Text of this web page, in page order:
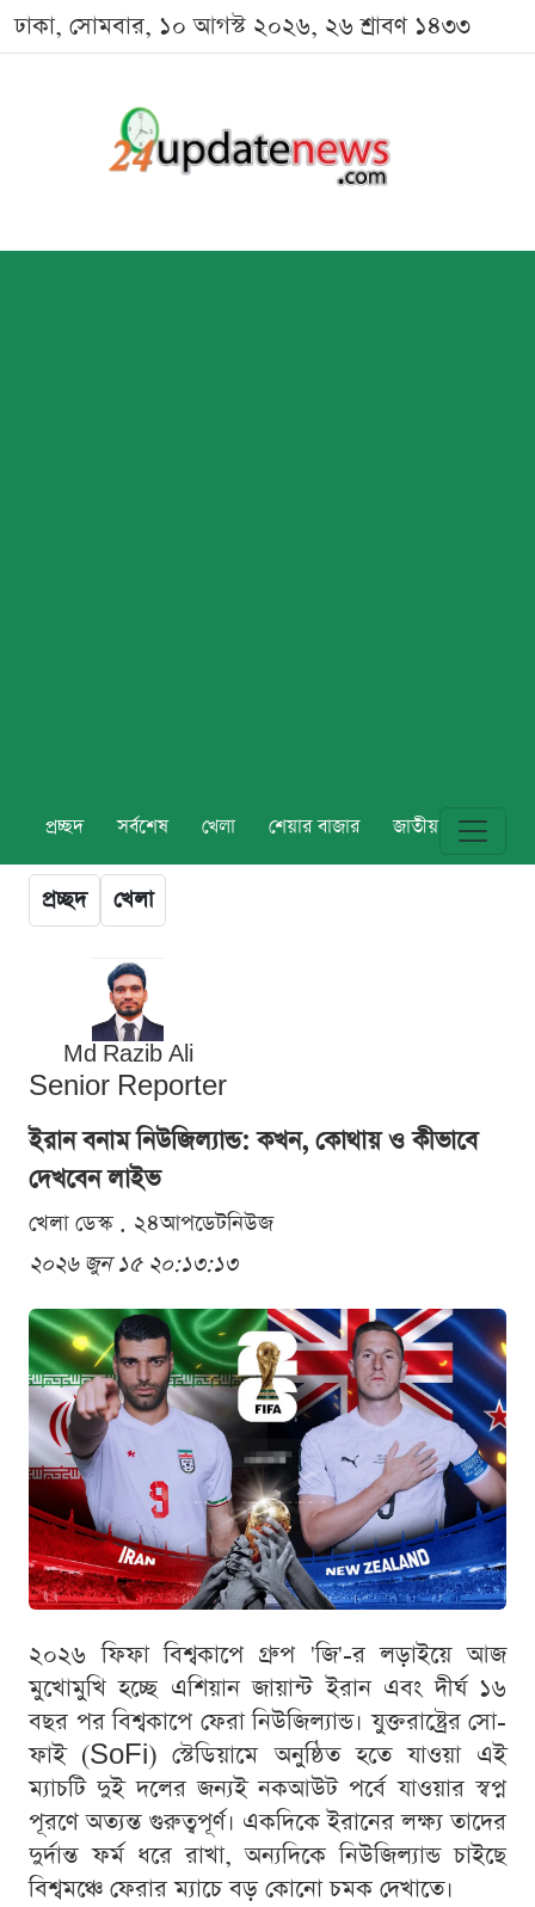
ঢাকা, সোমবার, ১০ আগস্ট ২০২৬, ২৬ শ্রাবণ ১৪৩৩
প্রচ্ছদ সর্বশেষ খেলা শেয়ার বাজার জাতীয় বিশ্ব
প্রচ্ছদ খেলা
Md Razib Ali
Senior Reporter
ইরান বনাম নিউজিল্যান্ড: কখন, কোথায় ও কীভাবে
দেখবেন লাইভ
খেলা ডেস্ক . ২৪আপডেটনিউজ
২০২৬ জুন ১৫ ২০:১৩:১৩
২০২৬ ফিফা বিশ্বকাপে গ্রুপ 'জি'-র লড়াইয়ে আজ
মুখোমুখি হচ্ছে এশিয়ান জায়ান্ট ইরান এবং দীর্ঘ ১৬
বছর পর বিশ্বকাপে ফেরা নিউজিল্যান্ড। যুক্তরাষ্ট্রের সো-
ফাই (SoFi) স্টেডিয়ামে অনুষ্ঠিত হতে যাওয়া এই
ম্যাচটি দুই দলের জন্যই নকআউট পর্বে যাওয়ার স্বপ্ন
পূরণে অত্যন্ত গুরুত্বপূর্ণ। একদিকে ইরানের লক্ষ্য তাদের
দুর্দান্ত ফর্ম ধরে রাখা, অন্যদিকে নিউজিল্যান্ড চাইছে
বিশ্বমঞ্চে ফেরার ম্যাচে বড় কোনো চমক দেখাতে।